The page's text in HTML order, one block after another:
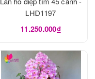
LHD1197
11.250.000₫